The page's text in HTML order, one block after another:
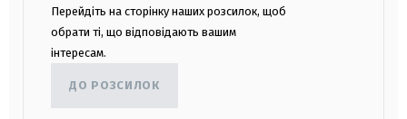
Перейдіть на сторінку наших розсилок, щоб
обрати ті, що відповідають вашим
інтересам.
ДО РОЗСИЛОК